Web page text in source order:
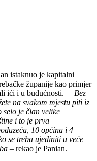
istaknuo je kapitalni
županije kao primjer
ići i u budućnosti. – Bez
na svakom mjestu piti iz
selo je član velike
i to je prva
10 općina i 4
se treba ujediniti u veće
– rekao je Panian.